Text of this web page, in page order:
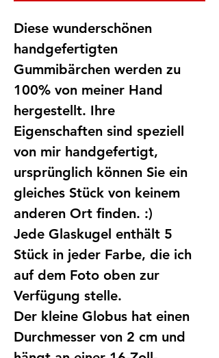
Diese wunderschönen
handgefertigten
Gummibärchen werden zu
100% von meiner Hand
hergestellt. Ihre
Eigenschaften sind speziell
von mir handgefertigt,
ursprünglich können Sie ein
gleiches Stück von keinem
anderen Ort finden. :)
Jede Glaskugel enthält 5
Stück in jeder Farbe, die ich
auf dem Foto oben zur
Verfügung stelle.
Der kleine Globus hat einen
Durchmesser von 2 cm und